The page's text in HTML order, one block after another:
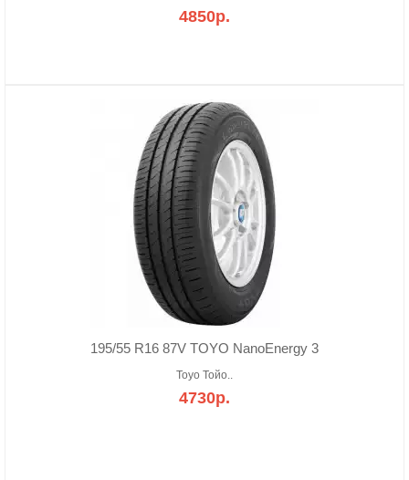
4850р.
195/55 R16 87V TOYO NanoEnergy 3
Toyo Тойо..
4730р.